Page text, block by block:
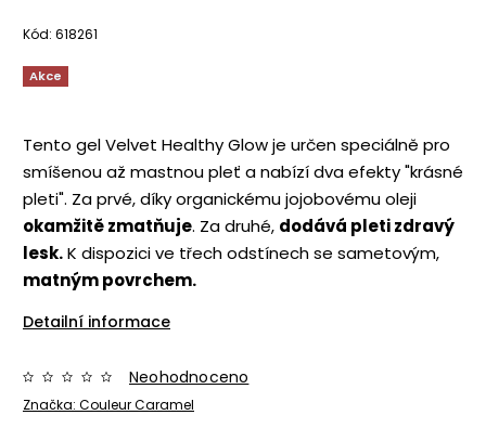
Kód: 618261
Akce
Tento gel Velvet Healthy Glow je určen speciálně pro
smíšenou až mastnou pleť a nabízí dva efekty "krásné
pleti". Za prvé, díky organickému jojobovému oleji
okamžitě zmatňuje. Za druhé, dodává pleti zdravý
lesk.K dispozici ve třech odstínech se sametovým,
matným povrchem.
Detailní informace
Značka: Couleur Caramel
Neohodnoceno